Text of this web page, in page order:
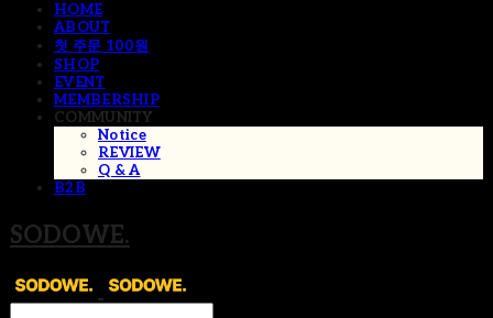
HOME
ABOUT
첫 주문 100원
SHOP
EVENT
MEMBERSHIP
COMMUNITY
Notice
REVIEW
Q & A
B2B
SODOWE.